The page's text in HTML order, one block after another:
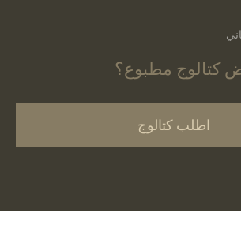
مطبوع؟
اطلب كتالوج